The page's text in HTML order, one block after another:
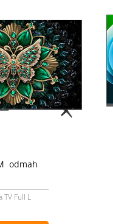
odmah
TV Full L